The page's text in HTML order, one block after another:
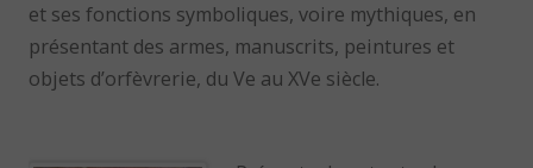
et ses fonctions symboliques, voire mythiques, en
présentant des armes, manuscrits, peintures et
objets d’orfèvrerie, du Ve au XVe siècle.